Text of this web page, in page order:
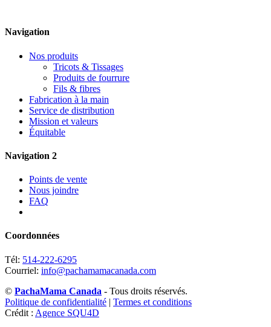
Navigation
Nos produits
Tricots & Tissages
Produits de fourrure
Fils & fibres
Fabrication à la main
Service de distribution
Mission et valeurs
Équitable
Navigation 2
Points de vente
Nous joindre
FAQ
Coordonnées
Tél: 514-222-6295
Courriel: info@pachamamacanada.com
© PachaMama Canada - Tous droits réservés.
Politique de confidentialité | Termes et conditions
Crédit : Agence SQU4D